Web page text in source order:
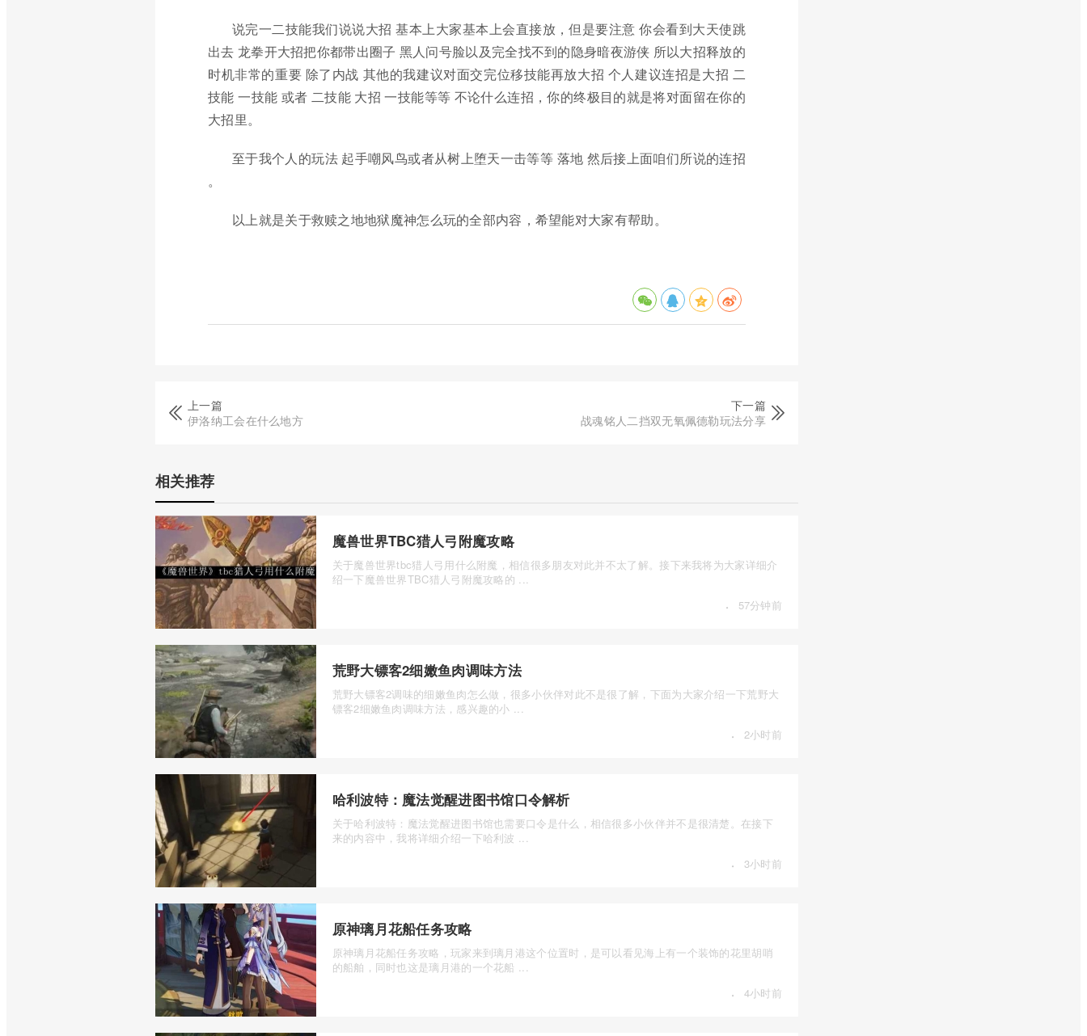
说完一二技能我们说说大招 基本上大家基本上会直接放，但是要注意 你会看到大天使跳
出去 龙拳开大招把你都带出圈子 黑人问号脸以及完全找不到的隐身暗夜游侠 所以大招释放的
时机非常的重要 除了内战 其他的我建议对面交完位移技能再放大招 个人建议连招是大招 二
技能 一技能 或者 二技能 大招 一技能等等 不论什么连招，你的终极目的就是将对面留在你的
大招里。
至于我个人的玩法 起手嘲风鸟或者从树上堕天一击等等 落地 然后接上面咱们所说的连招
。
以上就是关于救赎之地地狱魔神怎么玩的全部内容，希望能对大家有帮助。
上一篇
伊洛纳工会在什么地方
下一篇
战魂铭人二挡双无氧佩德勒玩法分享
相关推荐
魔兽世界TBC猎人弓附魔攻略
关于魔兽世界tbc猎人弓用什么附魔，相信很多朋友对此并不太了解。接下来我将为大家详细介
绍一下魔兽世界TBC猎人弓附魔攻略的 ...
· 57分钟前
荒野大镖客2细嫩鱼肉调味方法
荒野大镖客2调味的细嫩鱼肉怎么做，很多小伙伴对此不是很了解，下面为大家介绍一下荒野大
镖客2细嫩鱼肉调味方法，感兴趣的小 ...
· 2小时前
哈利波特：魔法觉醒进图书馆口令解析
关于哈利波特：魔法觉醒进图书馆也需要口令是什么，相信很多小伙伴并不是很清楚。在接下
来的内容中，我将详细介绍一下哈利波 ...
· 3小时前
原神璃月花船任务攻略
原神璃月花船任务攻略，玩家来到璃月港这个位置时，是可以看见海上有一个装饰的花里胡哨
的船舶，同时也这是璃月港的一个花船 ...
· 4小时前